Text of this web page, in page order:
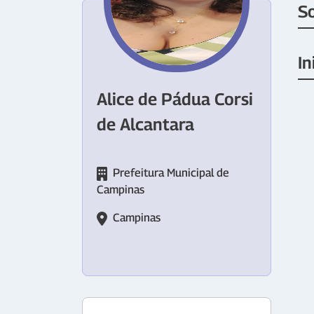
Alice de Pádua Corsi
de Alcantara
Prefeitura Municipal de
Campinas
Campinas